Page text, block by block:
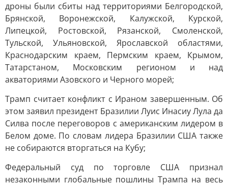
дроны были сбиты над территориями Белгородской,
Брянской, Воронежской, Калужской, Курской,
Липецкой, Ростовской, Рязанской, Смоленской,
Тульской, Ульяновской, Ярославской областями,
Краснодарским краем, Пермским краем, Крымом,
Татарстаном, Московским регионом и над
акваториями Азовского и Черного морей;
Трамп считает конфликт с Ираном завершенным. Об
этом заявил президент Бразилии Луис Инасиу Лула да
Силва после переговоров с американским лидером в
Белом доме. По словам лидера Бразилии США также
не собираются вторгаться на Кубу;
Федеральный суд по торговле США признал
незаконными глобальные пошлины Трампа на весь